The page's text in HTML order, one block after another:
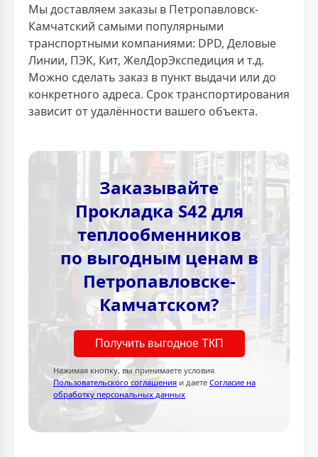
Мы доставляем заказы в Петропавловск-
Камчатский самыми популярными
транспортными компаниями: DPD, Деловые
Линии, ПЭК, Кит, ЖелДорЭкспедиция и т.д.
Можно сделать заказ в пункт выдачи или до
конкретного адреса. Срок транспортирования
зависит от удалённости вашего объекта.
Заказывайте
Прокладка S42 для
теплообменников
по выгодным ценам в
Петропавловске-
Камчатском?
Получить выгодное ТКП
Нажимая кнопку, вы принимаете условия
Пользовательского соглашения и даете Согласие на
обработку персональных данных